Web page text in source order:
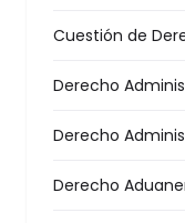
Cuestión de
Derecho
Derecho
Derecho